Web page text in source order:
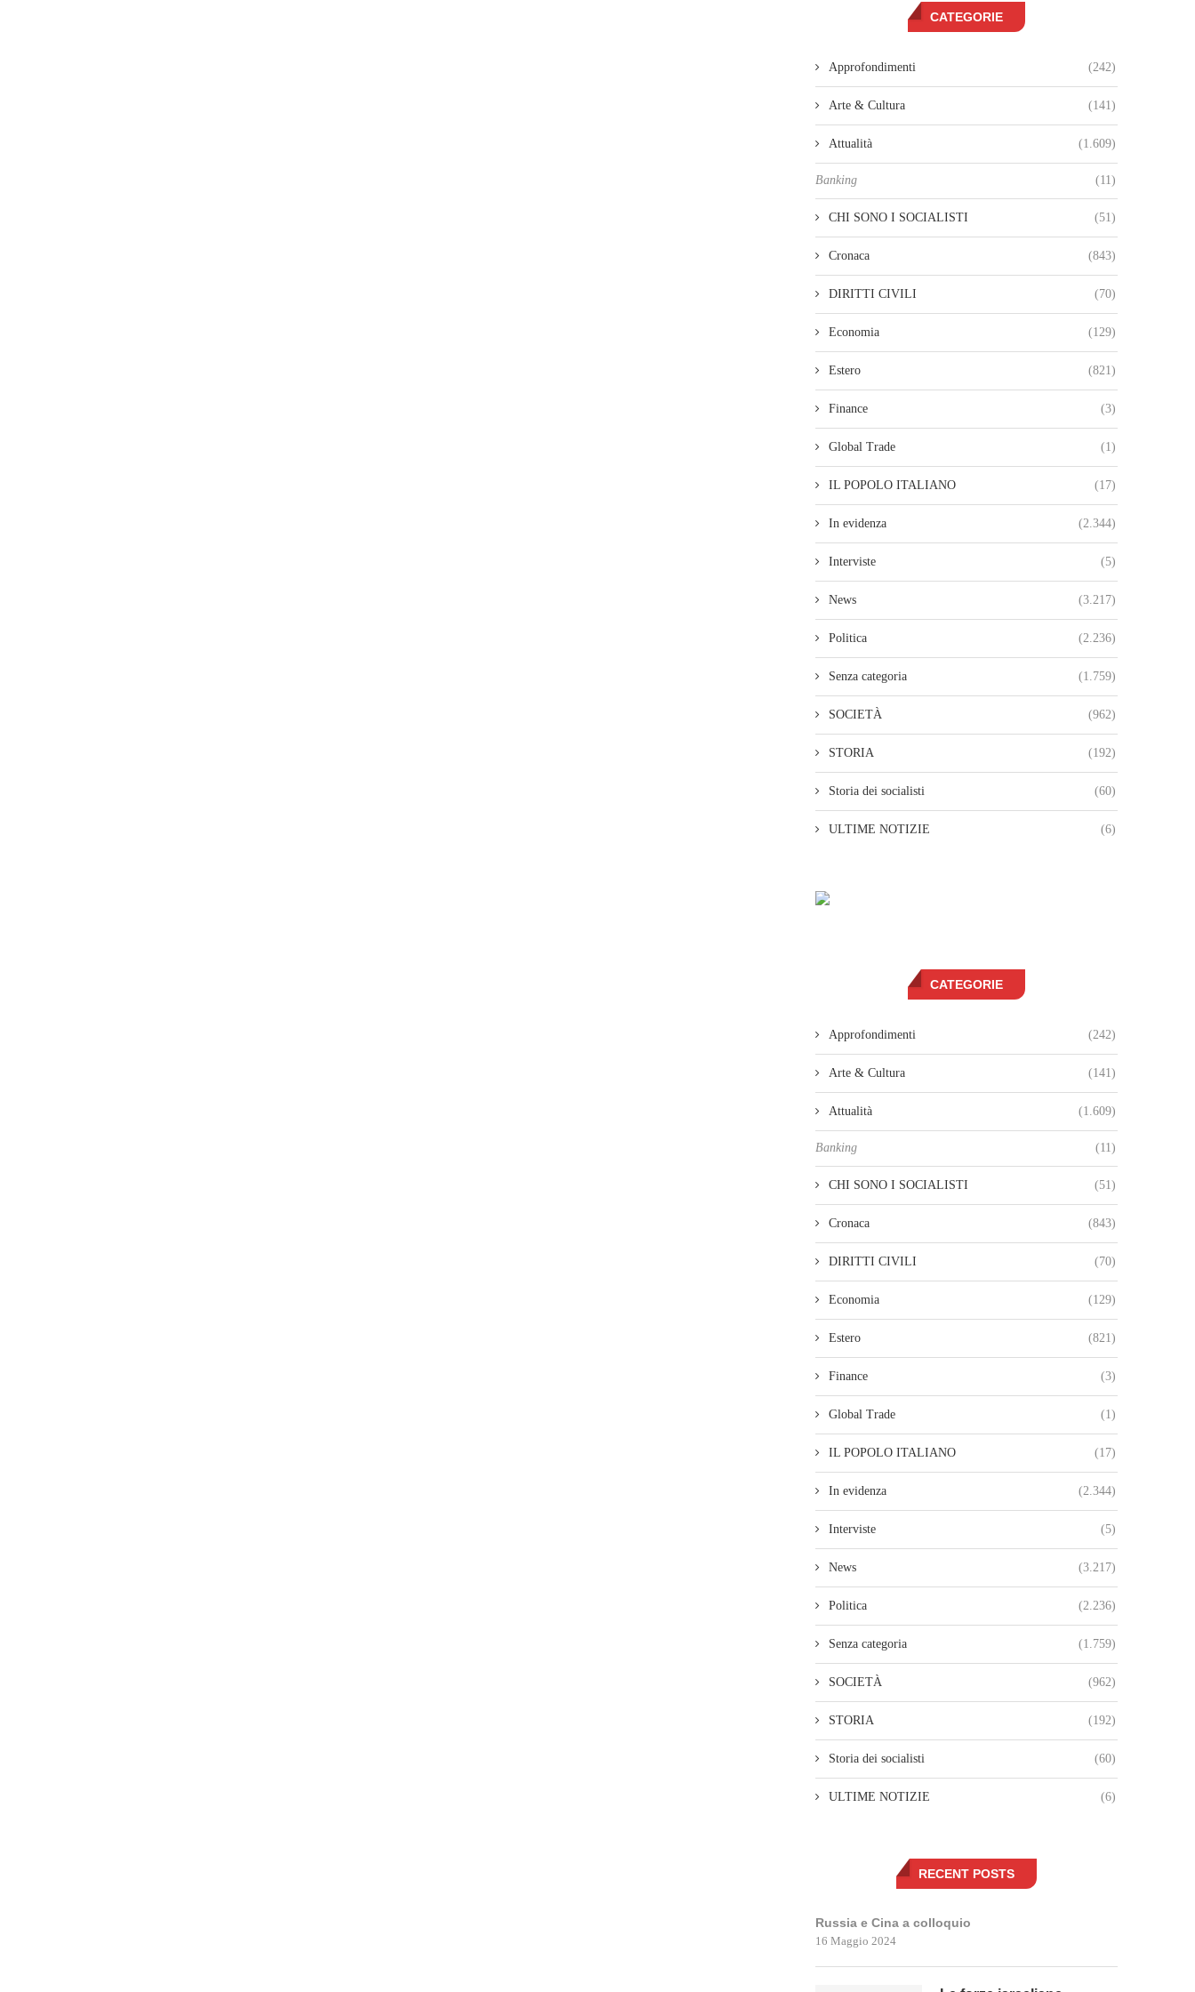
CATEGORIE
Approfondimenti (242)
Arte & Cultura (141)
Attualità (1.609)
Banking (11)
CHI SONO I SOCIALISTI (51)
Cronaca (843)
DIRITTI CIVILI (70)
Economia (129)
Estero (821)
Finance (3)
Global Trade (1)
IL POPOLO ITALIANO (17)
In evidenza (2.344)
Interviste (5)
News (3.217)
Politica (2.236)
Senza categoria (1.759)
SOCIETÀ (962)
STORIA (192)
Storia dei socialisti (60)
ULTIME NOTIZIE (6)
CATEGORIE
Approfondimenti (242)
Arte & Cultura (141)
Attualità (1.609)
Banking (11)
CHI SONO I SOCIALISTI (51)
Cronaca (843)
DIRITTI CIVILI (70)
Economia (129)
Estero (821)
Finance (3)
Global Trade (1)
IL POPOLO ITALIANO (17)
In evidenza (2.344)
Interviste (5)
News (3.217)
Politica (2.236)
Senza categoria (1.759)
SOCIETÀ (962)
STORIA (192)
Storia dei socialisti (60)
ULTIME NOTIZIE (6)
RECENT POSTS
Russia e Cina a colloquio
16 Maggio 2024